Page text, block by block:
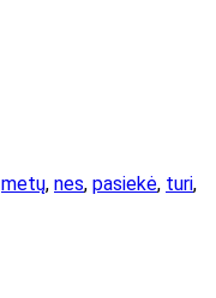
metų, nes, pasiekė, turi,